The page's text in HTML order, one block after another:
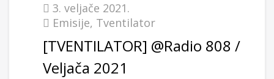
3. veljače 2021.
Emisije, Tventilator
[TVENTILATOR] @Radio 808 /
Veljača 2021